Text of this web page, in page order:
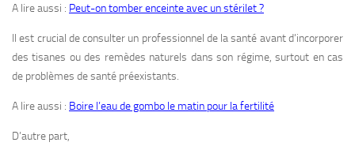
A lire aussi : Peut-on tomber enceinte avec un stérilet ?
Il est crucial de consulter un professionnel de la santé avant d’incorporer
des tisanes ou des remèdes naturels dans son régime, surtout en cas
de problèmes de santé préexistants.
A lire aussi : Boire l’eau de gombo le matin pour la fertilité
D’autre part,